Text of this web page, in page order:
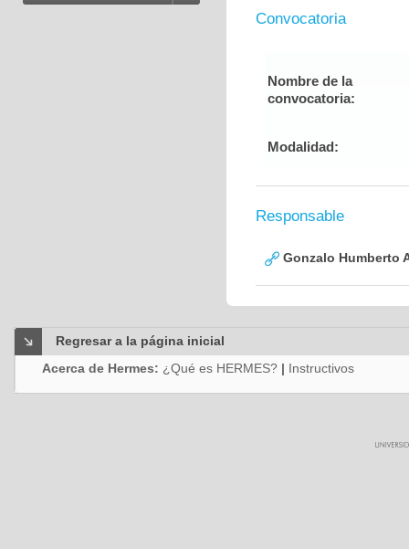
Convocatoria
Nombre de la
convocatoria:
Modalidad:
Responsable
Gonzalo Humberto
Regresar a la página inicial
Acerca de Hermes: ¿Qué es HERMES? | Instructivos